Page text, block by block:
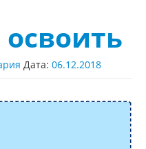
Дата: 06.12.2018